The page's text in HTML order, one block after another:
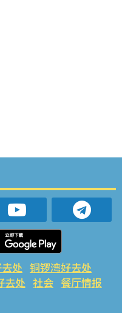
处 铜锣湾好去处
去处 社会 餐厅情报